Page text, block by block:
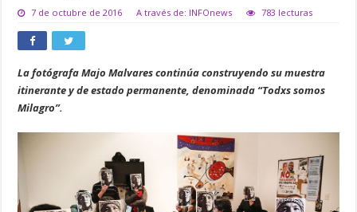
7 de octubre de 2016 A través de: INFOnews 783 lecturas
La fotógrafa Majo Malvares continúa construyendo su muestra
itinerante y de estado permanente, denominada “Todxs somos
Milagro”.